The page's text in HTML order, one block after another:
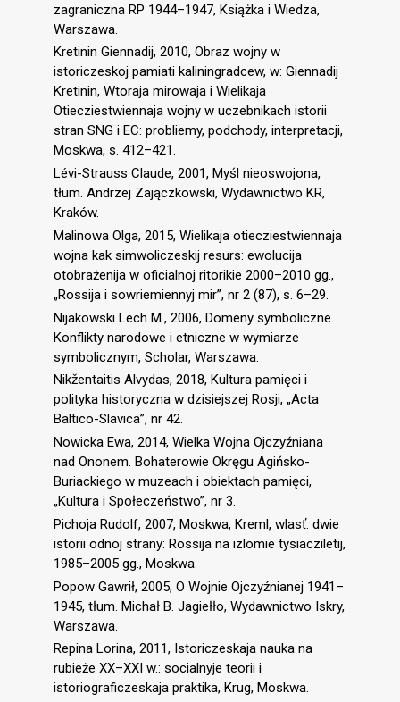
zagraniczna RP 1944–1947, Książka i Wiedza,
Warszawa.
Kretinin Giennadij, 2010, Obraz wojny w
istoriczeskoj pamiati kaliningradcew, w: Giennadij
Kretinin, Wtoraja mirowaja i Wielikaja
Otiecziestwiennaja wojny w uczebnikach istorii
stran SNG i EC: probliemy, podchody, interpretacji,
Moskwa, s. 412–421.
Lévi-Strauss Claude, 2001, Myśl nieoswojona,
tłum. Andrzej Zajączkowski, Wydawnictwo KR,
Kraków.
Malinowa Olga, 2015, Wielikaja otiecziestwiennaja
wojna kak simwoliczeskij resurs: ewolucija
otobrażenija w oficialnoj ritorikie 2000–2010 gg.,
„Rossija i sowriemiennyj mir”, nr 2 (87), s. 6–29.
Nijakowski Lech M., 2006, Domeny symboliczne.
Konflikty narodowe i etniczne w wymiarze
symbolicznym, Scholar, Warszawa.
Nikžentaitis Alvydas, 2018, Kultura pamięci i
polityka historyczna w dzisiejszej Rosji, „Acta
Baltico-Slavica”, nr 42.
Nowicka Ewa, 2014, Wielka Wojna Ojczyźniana
nad Ononem. Bohaterowie Okręgu Agińsko-
Buriackiego w muzeach i obiektach pamięci,
„Kultura i Społeczeństwo”, nr 3.
Pichoja Rudolf, 2007, Moskwa, Kreml, wlasť: dwie
istorii odnoj strany: Rossija na izlomie tysiacziletij,
1985–2005 gg., Moskwa.
Popow Gawrił, 2005, O Wojnie Ojczyźnianej 1941–
1945, tłum. Michał B. Jagiełło, Wydawnictwo Iskry,
Warszawa.
Repina Lorina, 2011, Istoriczeskaja nauka na
rubieże XX–XXI w.: socialnyje teorii i
istoriograficzeskaja praktika, Krug, Moskwa.